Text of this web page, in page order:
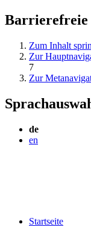
Barrierefreie
Zum Inhalt
Zur
7
Zur
de
en
Startseite